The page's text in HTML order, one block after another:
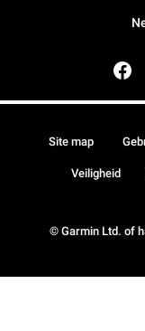
© Garmin Ltd. of
Site map
Veiligheid